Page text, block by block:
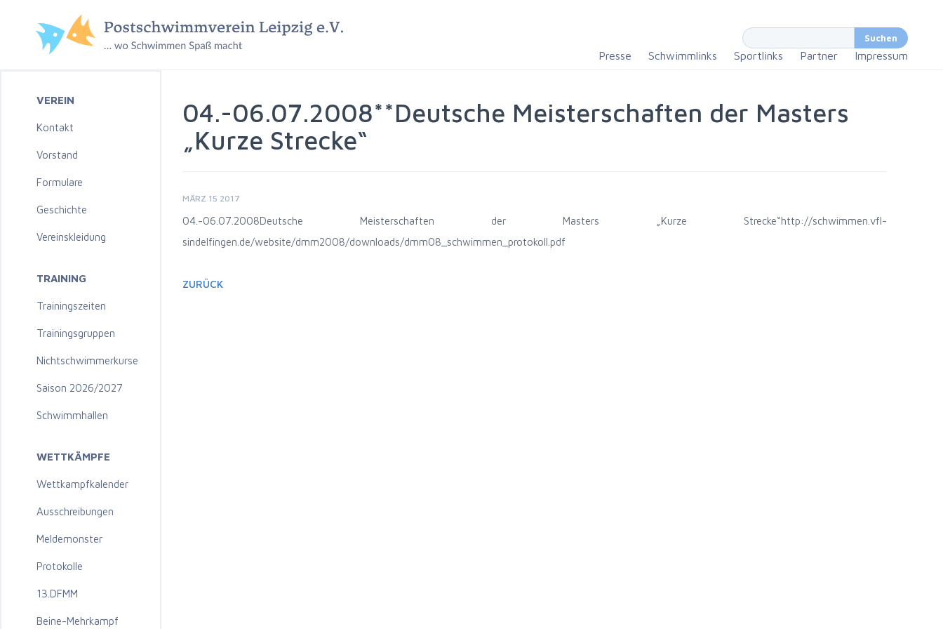
Presse Schwimmlinks Sportlinks Partner Impressum
VEREIN
Kontakt
Vorstand
Formulare
Geschichte
Vereinskleidung
TRAINING
Trainingszeiten
Trainingsgruppen
Nichtschwimmerkurse
Saison 2026/2027
Schwimmhallen
WETTKÄMPFE
Wettkampfkalender
Ausschreibungen
Meldemonster
Protokolle
13.DFMM
Beine-Mehrkampf
04.-06.07.2008**Deutsche Meisterschaften der Masters
„Kurze Strecke“
MÄRZ 15 2017
04.-06.07.2008Deutsche Meisterschaften der Masters „Kurze Strecke“http://schwimmen.vfl-
sindelfingen.de/website/dmm2008/downloads/dmm08_schwimmen_protokoll.pdf
ZURÜCK